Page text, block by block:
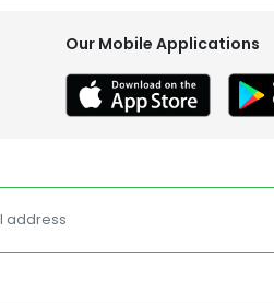
Our Mobile Applications